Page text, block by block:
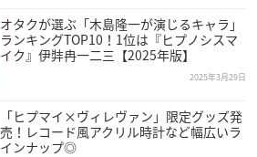
オタクが選ぶ「木島隆一が演じるキャラ」
ランキングTOP10！1位は『ヒプノシスマ
イク』伊弉冉一二三【2025年版】
2025年3月29日
「ヒプマイ×ヴィレヴァン」限定グッズ発
売！レコード風アクリル時計など幅広いラ
インナップ◎